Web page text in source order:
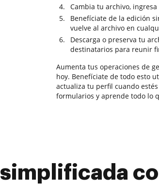
Cambia tu archivo,
Benefíciate de la edición
vuelve al archivo en
Descarga o preserva tu
destinatarios para reunir
Aumenta tus operaciones de
hoy. Benefíciate de todo esto
actualiza tu perfil cuando
formularios y aprende todo lo
simplificada